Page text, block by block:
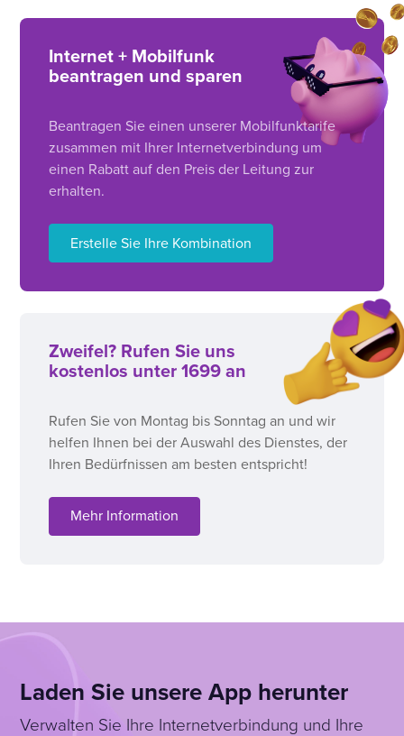
Internet + Mobilfunk
beantragen und sparen
Beantragen Sie einen unserer Mobilfunktarife
zusammen mit Ihrer Internetverbindung um
einen Rabatt auf den Preis der Leitung zur
erhalten.
Erstelle Sie Ihre Kombination
Zweifel? Rufen Sie uns
kostenlos unter 1699 an
Rufen Sie von Montag bis Sonntag an und wir
helfen Ihnen bei der Auswahl des Dienstes, der
Ihren Bedürfnissen am besten entspricht!
Mehr Information
Laden Sie unsere App herunter
Verwalten Sie Ihre Internetverbindung und Ihre